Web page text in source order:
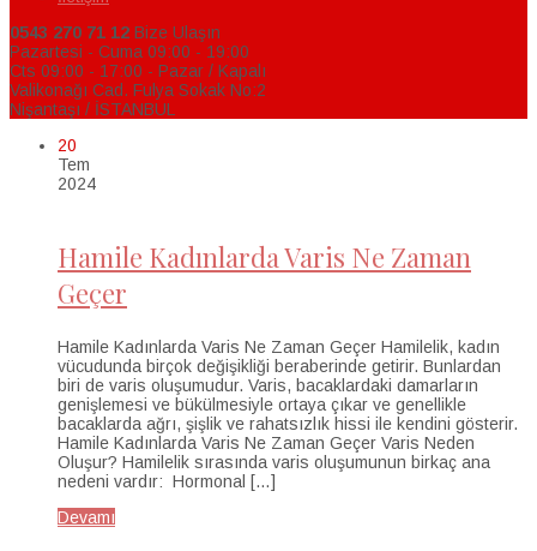
0543 270 71 12 Bize Ulaşın
Pazartesi - Cuma 09:00 - 19:00
Cts 09:00 - 17:00 - Pazar / Kapalı
Valikonağı Cad. Fulya Sokak No:2
Nişantaşı / İSTANBUL
20
Tem
2024
Hamile Kadınlarda Varis Ne Zaman
Geçer
Hamile Kadınlarda Varis Ne Zaman Geçer Hamilelik, kadın
vücudunda birçok değişikliği beraberinde getirir. Bunlardan
biri de varis oluşumudur. Varis, bacaklardaki damarların
genişlemesi ve bükülmesiyle ortaya çıkar ve genellikle
bacaklarda ağrı, şişlik ve rahatsızlık hissi ile kendini gösterir.
Hamile Kadınlarda Varis Ne Zaman Geçer Varis Neden
Oluşur? Hamilelik sırasında varis oluşumunun birkaç ana
nedeni vardır: Hormonal […]
Devamı